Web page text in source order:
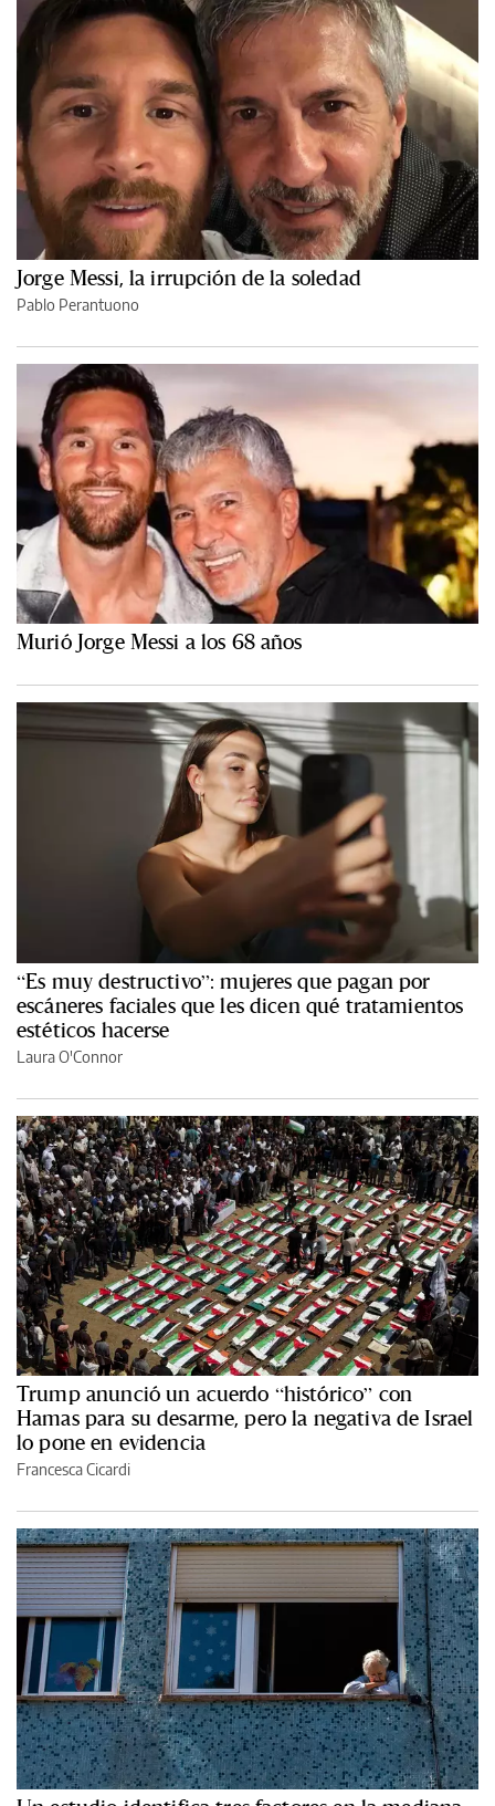
Jorge Messi, la irrupción de la soledad
Pablo Perantuono
Murió Jorge Messi a los 68 años
“Es muy destructivo”: mujeres que pagan por
escáneres faciales que les dicen qué tratamientos
estéticos hacerse
Laura O'Connor
Trump anunció un acuerdo “histórico” con
Hamas para su desarme, pero la negativa de Israel
lo pone en evidencia
Francesca Cicardi